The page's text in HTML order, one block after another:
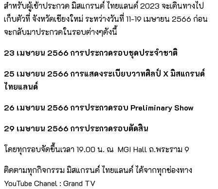
สำหรับผู้เข้าประกวด มิสแกรนด์​ ไทยแลนด์ 2023 จะเดินทางไป
เก็บตัวที่ จังหวัดเชียงใหม่ ระหว่างวันที่ 11-19 เมษายน 2566 ก่อน
จะกลับมาประกวดในรอบต่างๆดังนี้
23 เมษายน 2566 การประกวดรอบชุดประจำชาติ
25 เมษายน 2566 การแสดงระเบียบวาทศิลป์ X มิสแกรนด์
ไทยแลนด์
26 เมษายน 2566 การประกวดรอบ Preliminary Show
29 เมษายน 2566 การประกวดรอบตัดสิน
โดยทุกรอบจัดขึ้นเวลา 19.00 น. ณ MGI Hall ถ.พระราม 9
ติดตามทุกกิจกรรม มิสแกรนด์ ไทยแลนด์ ได้จากทุกช่องทาง
YouTube Chanel : Grand TV